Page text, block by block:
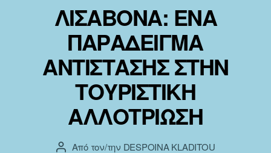
ΛΙΣΑΒΟΝΑ: ΕΝΑ
ΠΑΡΑΔΕΙΓΜΑ
ΑΝΤΙΣΤΑΣΗΣ ΣΤΗΝ
ΤΟΥΡΙΣΤΙΚΗ
ΑΛΛΟΤΡΙΩΣΗ
Συντάκτης
Από τον/την DESPOINA KLADITOU